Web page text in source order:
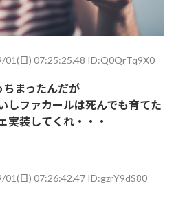
01(日) 07:25:25.48 ID:Q0QrTq9X0
まったんだが
しファカールは死んでも育てた
実装してくれ・・・
01(日) 07:26:42.47 ID:gzrY9dS80